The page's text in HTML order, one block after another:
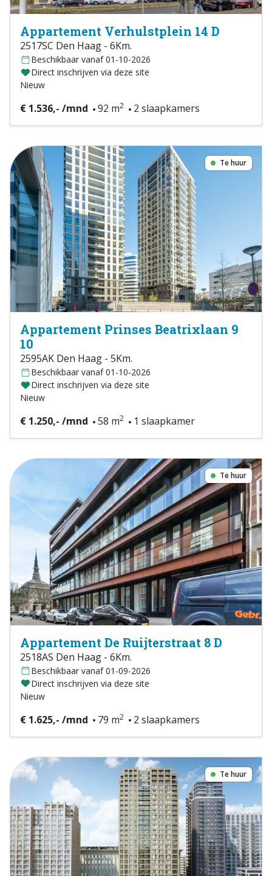
Appartement Verhulstplein 14 D
2517SC Den Haag - 6Km.
Beschikbaar vanaf 01-10-2026
Direct inschrijven via deze site
Nieuw
€ 1.536,- /mnd 92 m2 2 slaapkamers
Te huur
Appartement Prinses Beatrixlaan 9
10
2595AK Den Haag - 5Km.
Beschikbaar vanaf 01-10-2026
Direct inschrijven via deze site
Nieuw
€ 1.250,- /mnd 58 m2 1 slaapkamer
Te huur
Appartement De Ruijterstraat 8 D
2518AS Den Haag - 6Km.
Beschikbaar vanaf 01-09-2026
Direct inschrijven via deze site
Nieuw
€ 1.625,- /mnd 79 m2 2 slaapkamers
Te huur